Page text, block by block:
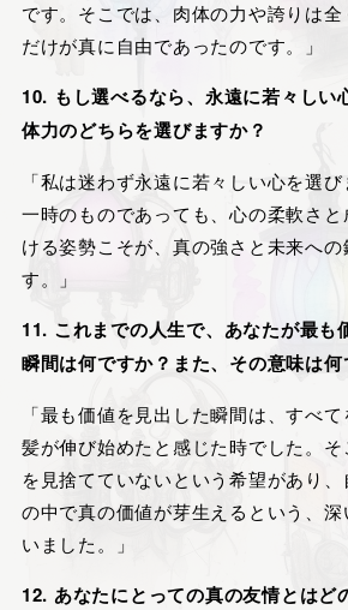
です。そこでは、肉体の力や誇りは
だけが真に自由であったのです。」
10. もし選べるなら、永遠に若々しい
体力のどちらを選びますか？
「私は迷わず永遠に若々しい心を選
一時のものであっても、心の柔軟さ
ける姿勢こそが、真の強さと未来への
す。」
11. これまでの人生で、あなたが最も
瞬間は何ですか？また、その意味は何
「最も価値を見出した瞬間は、すべ
髪が伸び始めたと感じた時でした。
を見捨てていないという希望があり
の中で真の価値が芽生えるという、
いました。」
12. あなたにとっての真の友情とはど